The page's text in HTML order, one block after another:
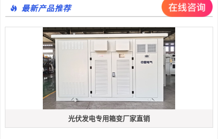
最新产品推荐
光伏发电专用箱变厂家直销